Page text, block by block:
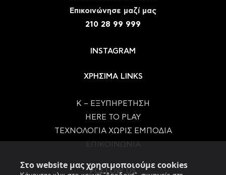
Στο website μας χρησιμοποιούμε cookies
Eπικοινώνησε μαζί μας
210 28 99 999
INSTAGRAM
ΧΡΗΣΙΜΑ LINKS
Κ – ΕΞΥΠΗΡΕΤΗΣΗ
HERE TO PLAY
ΤΕΧΝΟΛΟΓΙΑ ΧΩΡΙΣ ΕΜΠΟΔΙΑ
FOLLOW US